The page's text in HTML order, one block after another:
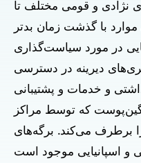
نژادی و قومی مختلف تا
با گذشت زمان بدتر
در مورد سیاست‌گذاری
دیرینه در دسترسی
و خدمات و پشتیبانی
که توسط مراکز
برطرف می‌کند. برگه‌های